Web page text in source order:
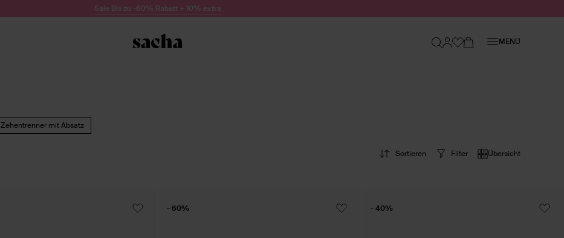
Sale Bis zu -60% Rabatt + 10% extra
MENÜ
Zehentrenner mit Absatz
Filter Übersicht
Sortieren
- 60% - 40%